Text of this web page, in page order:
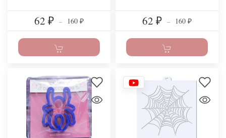
62 ₽ – 160 ₽ 62 ₽ – 160 ₽